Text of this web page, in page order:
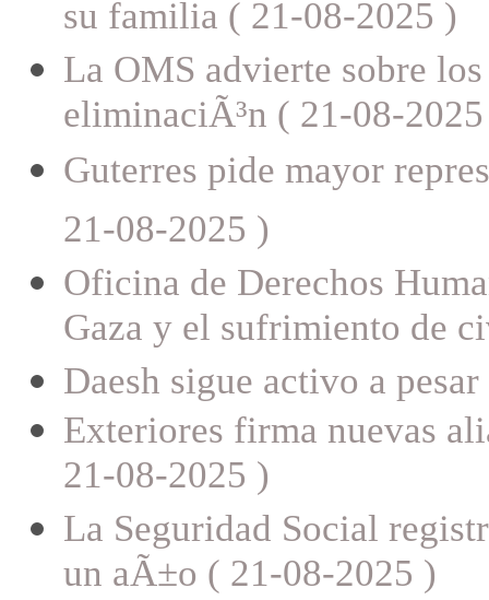
su familia ( 21-08-2025 )
La OMS advierte sobre
eliminaciÃ³n ( 21-08-
Guterres pide mayor
21-08-2025 )
Oficina de Derechos
Gaza y el sufrimiento de
Daesh sigue activo a
Exteriores firma nuevas
21-08-2025 )
La Seguridad Social
un aÃ±o ( 21-08-2025 )